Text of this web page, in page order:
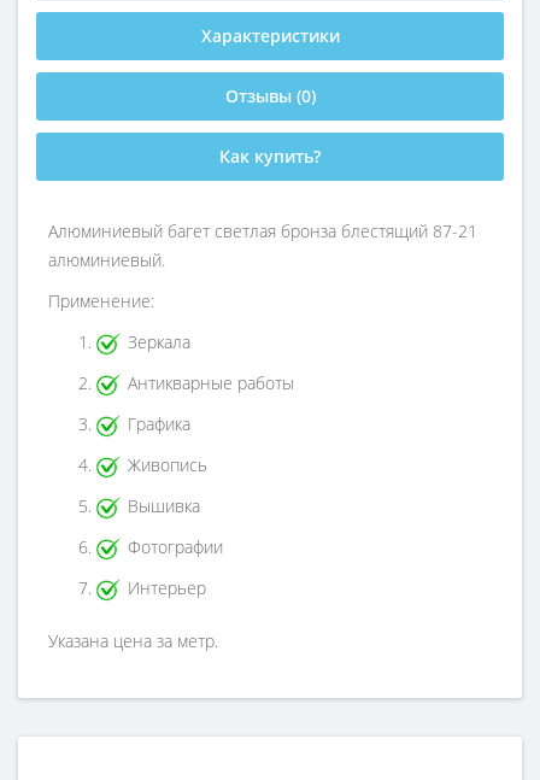
Характеристики
Отзывы (0)
Как купить?
Алюминиевый багет светлая бронза блестящий 87-21
алюминиевый.
Применение:
Зеркала
Антикварные работы
Графика
Живопись
Вышивка
Фотографии
Интерьер
Указана цена за метр.